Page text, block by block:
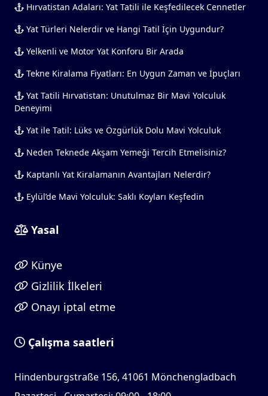
Hırvatistan Adaları: Yat Tatili ile Keşfedilecek Cennetler
Yat Türleri Nelerdir ve Hangi Tatil İçin Uygundur?
Yelkenli ve Motor Yat Konforu Bir Arada
Tekne Kiralama Fiyatları: En Uygun Zaman ve İpuçları
Yat Tatili Hırvatistan: Unutulmaz Bir Mavi Yolculuk
Deneyimi
Yat ile Tatil: Lüks ve Özgürlük Dolu Mavi Yolculuk
Neden Teknede Akşam Yemeği Tercih Etmelisiniz?
Kaptanlı Yat Kiralamanın Avantajları Nelerdir?
Eylül’de Mavi Yolculuk: Saklı Koyları Keşfedin
Yasal
Künye
Gizlilik İlkeleri
Onayı iptal etme
Çalışma saatleri
Hindenburgstraße 156, 41061 Mönchengladbach